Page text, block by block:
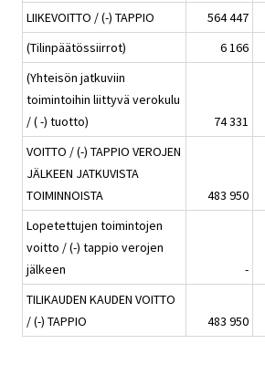
LIIKEVOITTO / (-) TAPPIO 564 447
(Tilinpäätössiirrot)
6 166
(Yhteisön jatkuviin
toimintoihin liittyvä verokulu
/ ( -) tuotto)
74 331
VOITTO / (-) TAPPIO VEROJEN
JÄLKEEN JATKUVISTA
TOIMINNOISTA
483 950
Lopetettujen toimintojen
voitto / (-) tappio verojen
jälkeen
-
TILIKAUDEN KAUDEN VOITTO
/ (-) TAPPIO
483 950